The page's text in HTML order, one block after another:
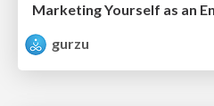
Marketing Yourself as an
gurzu